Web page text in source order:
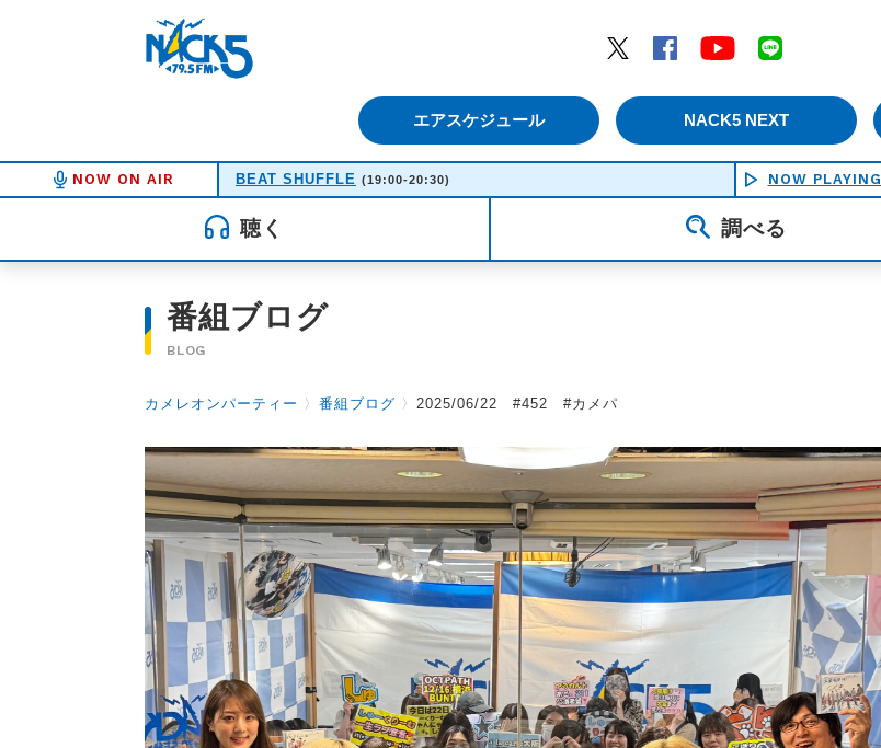
Twitter
Facebook YouTube
エアスケジュール NACK5 NEXT
NOW ON AIR BEAT SHUFFLE (19:00-20:30) NOW PLAYING
聴く 調べる
番組ブログ
BLOG
カメレオンパーティー 〉 番組ブログ 〉 2025/06/22 #452 #カメパ